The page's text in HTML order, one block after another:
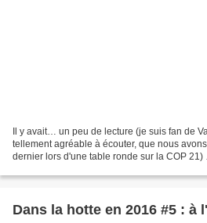
Il y avait… un peu de lecture (je suis fan de
tellement agréable à écouter, que nous
dernier lors d'une table ronde sur la COP
Dans la hotte en 2016 #5 : à